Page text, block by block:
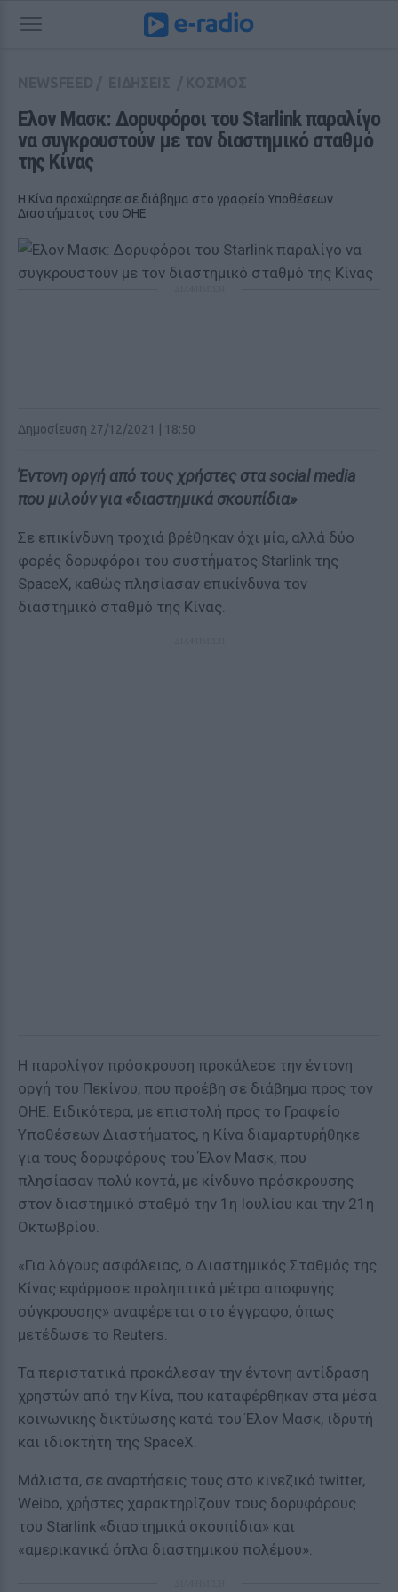
Ελον Μασκ: Δορυφόροι του Starlink παραλίγο
να συγκρουστούν με τον διαστημικό σταθμό
της Κίνας
Η Κίνα προχώρησε σε διάβημα στο γραφείο Υποθέσεων
Διαστήματος του ΟΗΕ
Δημοσίευση 27/12/2021 | 18:50
Έντονη οργή από τους χρήστες στα social media
που μιλούν για «διαστημικά σκουπίδια»
Σε επικίνδυνη τροχιά βρέθηκαν όχι μία, αλλά δύο
φορές δορυφόροι του συστήματος Starlink της
SpaceX, καθώς πλησίασαν επικίνδυνα τον
διαστημικό σταθμό της Κίνας.
Η παρολίγον πρόσκρουση προκάλεσε την έντονη
οργή του Πεκίνου, που προέβη σε διάβημα προς τον
ΟΗΕ. Ειδικότερα, με επιστολή προς το Γραφείο
Υποθέσεων Διαστήματος, η Κίνα διαμαρτυρήθηκε
για τους δορυφόρους του Έλον Μασκ, που
πλησίασαν πολύ κοντά, με κίνδυνο πρόσκρουσης
στον διαστημικό σταθμό την 1η Ιουλίου και την 21η
Οκτωβρίου.
«Για λόγους ασφάλειας, ο Διαστημικός Σταθμός της
Κίνας εφάρμοσε προληπτικά μέτρα αποφυγής
σύγκρουσης» αναφέρεται στο έγγραφο, όπως
μετέδωσε το Reuters.
Τα περιστατικά προκάλεσαν την έντονη αντίδραση
χρηστών από την Κίνα, που καταφέρθηκαν στα μέσα
κοινωνικής δικτύωσης κατά του Έλον Μασκ, ιδρυτή
και ιδιοκτήτη της SpaceX.
Μάλιστα, σε αναρτήσεις τους στο κινεζικό twitter,
Weibo, χρήστες χαρακτηρίζουν τους δορυφόρους
του Starlink «διαστημικά σκουπίδια» και
«αμερικανικά όπλα διαστημικού πολέμου».